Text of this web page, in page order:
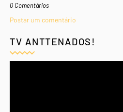
0 Comentários
Postar um comentário
TV ANTTENADOS!